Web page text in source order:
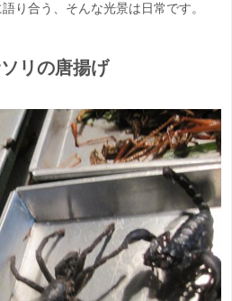
り合う、そんな光景は日常です。
リの唐揚げ